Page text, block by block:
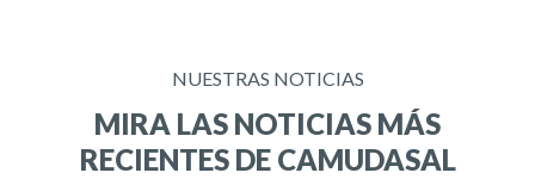
NUESTRAS NOTICIAS
MIRA LAS NOTICIAS MÁS
RECIENTES DE CAMUDASAL